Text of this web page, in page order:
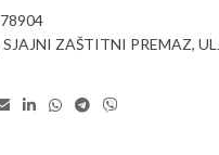
78904
SJAJNI ZAŠTITNI PREMAZ,